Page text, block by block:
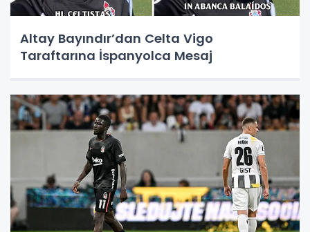
Altay Bayındır’dan Celta Vigo
Taraftarına İspanyolca Mesaj